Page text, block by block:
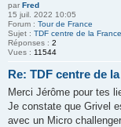
par Fred
15 juil. 2022 10:05
Forum : Tour de France
Sujet : TDF centre de la France
Réponses : 2
Vues : 11544
Re: TDF centre de
Merci Jérôme pour tes
Je constate que Grivel
avec un Micro